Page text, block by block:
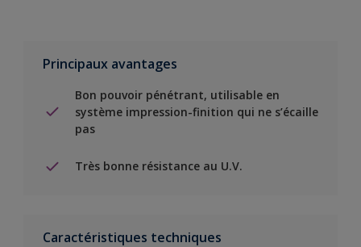
Principaux avantages
Bon pouvoir pénétrant, utilisable en
système impression-finition qui ne s’écaille
pas
Très bonne résistance au U.V.
Caractéristiques techniques